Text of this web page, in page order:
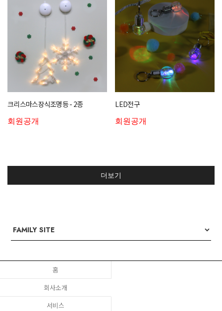
크리스마스장식조명등 - 2종
회원공개
LED전구
회원공개
더보기
홈
회사소개
서비스